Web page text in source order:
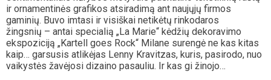
ir ornamentinės grafikos atsiradimą ant naujųjų firmos
gaminių. Buvo imtasi ir visiškai netikėtų rinkodaros
žingsnių – antai specialią „La Marie“ kėdžių dekoravimo
ekspoziciją „Kartell goes Rock“ Milane surengė ne kas kitas
kaip… garsusis atlikėjas Lenny Kravitzas, kuris, pasirodo, nuo
vaikystės žavėjosi dizaino pasauliu. Ir kas gi žinojo…